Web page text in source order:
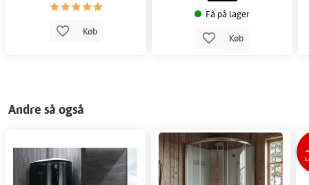
Køb
Få på lager
Køb
Andre så også